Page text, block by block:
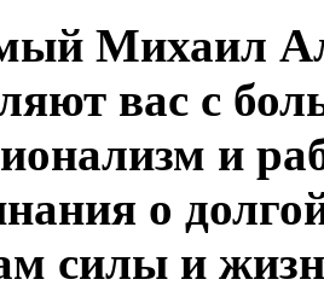
Михаил
вас с
и
о
силы и